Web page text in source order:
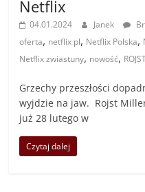
Netflix
04.01.2024 Janek
oferta, netflix pl, Netflix Polska,
Netflix zwiastuny, nowość,
Grzechy przeszłości
wyjdzie na jaw. Rojst
już 28 lutego w
Czytaj dalej